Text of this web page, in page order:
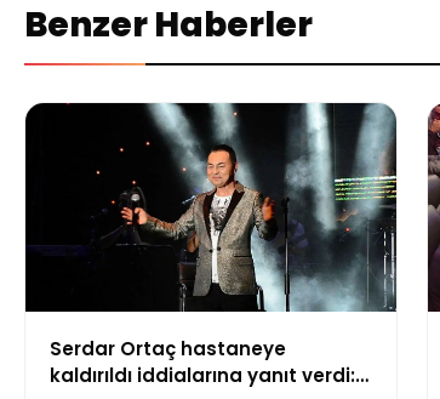
Benzer Haberler
Serdar Ortaç hastaneye
kaldırıldı iddialarına yanıt verdi: